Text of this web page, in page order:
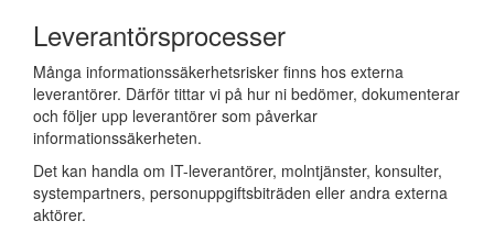
Leverantörsprocesser
Många informationssäkerhetsrisker finns hos externa
leverantörer. Därför tittar vi på hur ni bedömer, dokumenterar
och följer upp leverantörer som påverkar
informationssäkerheten.
Det kan handla om IT-leverantörer, molntjänster, konsulter,
systempartners, personuppgiftsbiträden eller andra externa
aktörer.